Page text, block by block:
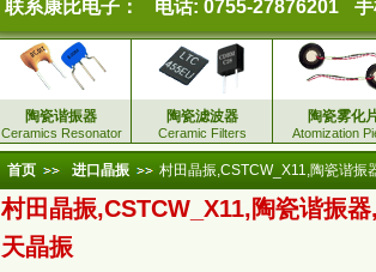
联系康比电子： 电话: 0755-27876201
陶瓷谐振器
Ceramics Resonator
陶瓷滤波器
Ceramic Filters
陶瓷雾化
Atomization
首页 进口晶振 村田晶振,CSTCW_X11,陶瓷谐振
村田晶振,CSTCW_X11,陶瓷谐振
天晶振